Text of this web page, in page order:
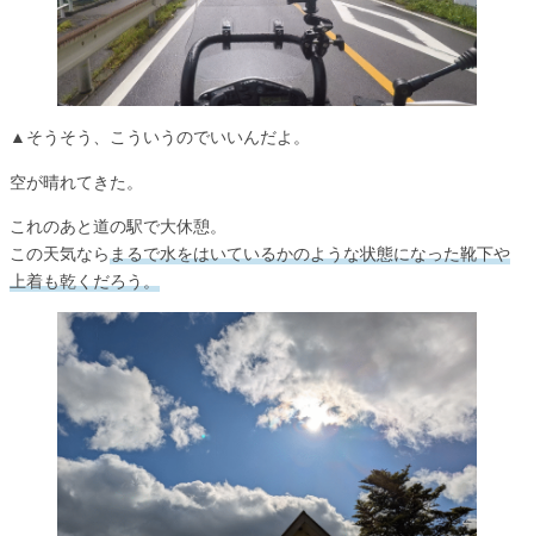
▲そうそう、こういうのでいいんだよ。
空が晴れてきた。
これのあと道の駅で大休憩。
この天気ならまるで水をはいているかのような状態になった靴下や
上着も乾くだろう。